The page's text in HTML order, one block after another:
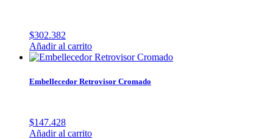
$302.382
Añadir al carrito
Embellecedor Retrovisor Cromado
$147.428
Añadir al carrito